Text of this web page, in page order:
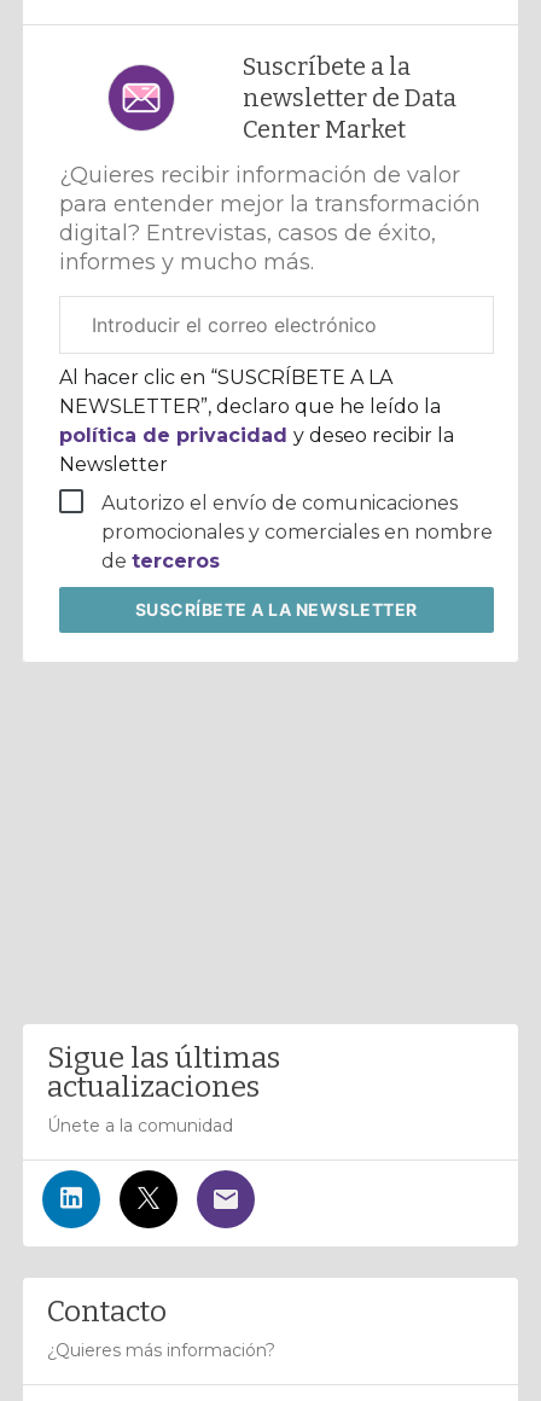
Suscríbete a la
newsletter de Data
Center Market
¿Quieres recibir información de valor
para entender mejor la transformación
digital? Entrevistas, casos de éxito,
informes y mucho más.
electrónico
corporativo
Al hacer clic en “SUSCRÍBETE A LA
NEWSLETTER”, declaro que he leído la
política de privacidady deseo recibir la
Newsletter
Autorizo el envío de comunicaciones
promocionales y comerciales en nombre
deterceros
SUSCRÍBETEA LA NEWSLETTER
Sigue las últimas
actualizaciones
Únete a la comunidad
Contacto
¿Quieres más información?